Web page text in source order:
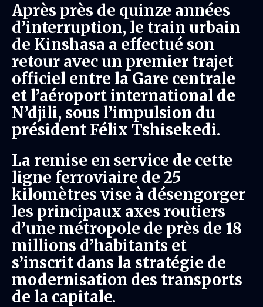
Après près de quinze années
d’interruption, le train urbain
de Kinshasa a effectué son
retour avec un premier trajet
officiel entre la Gare centrale
et l’aéroport international de
N’djili, sous l’impulsion du
président Félix Tshisekedi.
La remise en service de cette
ligne ferroviaire de 25
kilomètres vise à désengorger
les principaux axes routiers
d’une métropole de près de 18
millions d’habitants et
s’inscrit dans la stratégie de
modernisation des transports
de la capitale.